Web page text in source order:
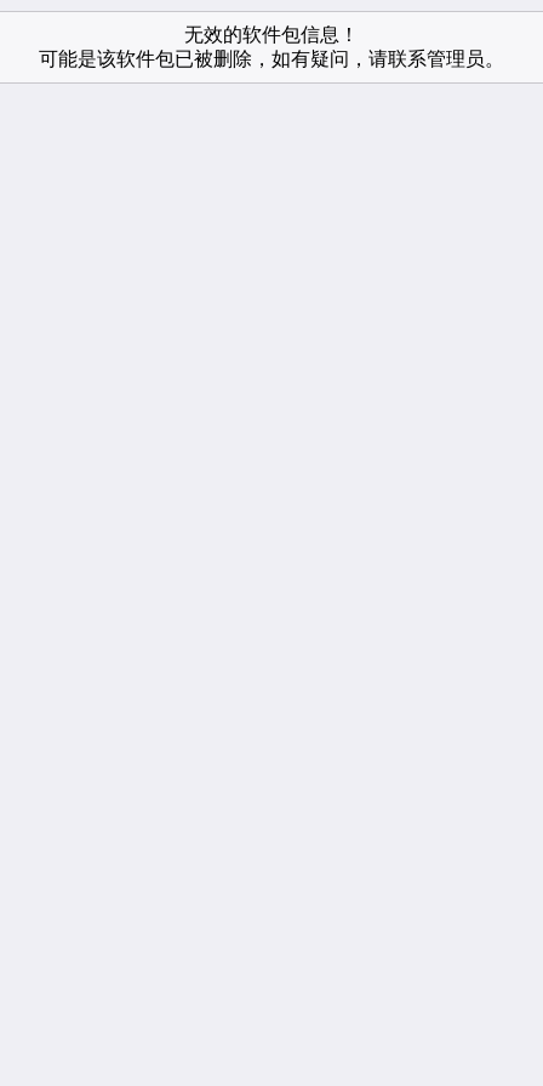
无效的软件包信息！
可能是该软件包已被删除，如有疑问，请联系管理员。